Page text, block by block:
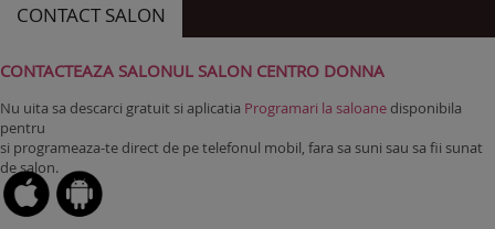
CONTACT SALON
CONTACTEAZA SALONUL SALON CENTRO DONNA
Nu uita sa descarci gratuit si aplicatia Programari la saloane disponibila
pentru
si programeaza-te direct de pe telefonul mobil, fara sa suni sau sa fii sunat
de salon.